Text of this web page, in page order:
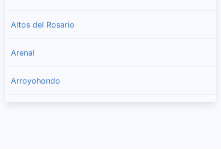
Altos del Rosario
Arenal
Arroyohondo